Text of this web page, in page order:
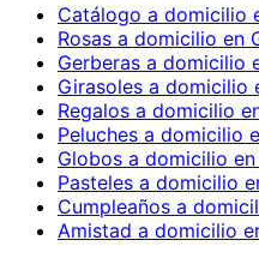
Catálogo a domicilio
Rosas a domicilio en
Gerberas a domicilio
Girasoles a domicilio
Regalos a domicilio
Peluches a domicilio
Globos a domicilio
Pasteles a domicilio
Cumpleaños a
Amistad a domicilio